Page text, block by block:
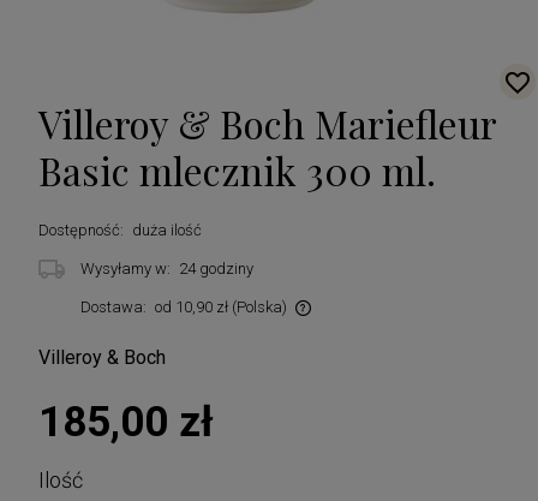
Villeroy & Boch Mariefleur
Basic mlecznik 300 ml.
Dostępność: duża ilość
Wysyłamy w: 24 godziny
Dostawa: od 10,90 zł (Polska)
Villeroy & Boch
185,00 zł